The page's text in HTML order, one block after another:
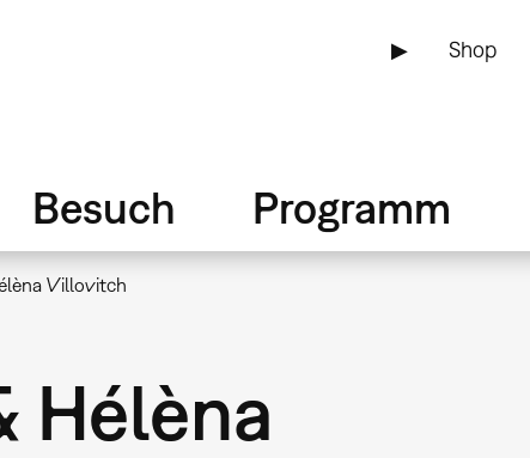
▶ Shop
Besuch Programm
Villovitch
Hélèna